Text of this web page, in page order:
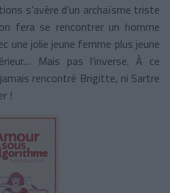
s’avère d’un archaïsme triste
fera se rencontrer un homme
une jolie jeune femme plus jeune
Mais pas l’inverse. À ce
rencontré Brigitte, ni Sartre
!